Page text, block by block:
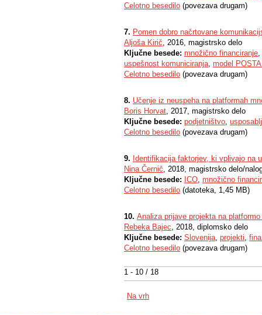
1 - 10 / 18
Celotno besedilo (povezava drugam)
7. Pomen dobro načrtovane
Aljoša Kirič, 2016, magistrsko delo
Ključne besede: množično financiranje,
uspešnost komuniciranja, model
Celotno besedilo (povezava drugam)
8. Učenje iz neuspeha na platformah
Boris Horvat, 2017, magistrsko delo
Ključne besede: podjetništvo,
Celotno besedilo (povezava drugam)
9. Identifikacija faktorjev, ki vplivajo na
Nina Černič, 2018, magistrsko delo/
Ključne besede: ICO, množično
Celotno besedilo (datoteka, 1,45 MB)
10. Analiza prijave projekta na
Rebeka Bajec, 2018, diplomsko delo
Ključne besede: Slovenija, projekti,
Celotno besedilo (povezava drugam)
Na vrh